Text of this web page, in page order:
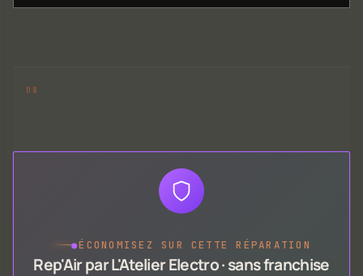
●ÉCONOMISEZ SUR CETTE RÉPARATION
Rep'Air par L'Atelier Electro · sans franchise